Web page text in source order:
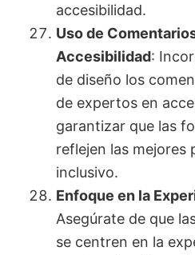
accesibilidad.
Uso de
Accesibilidad:
de diseño los
de expertos en
garantizar que las
reflejen las mejores
inclusivo.
Enfoque en la
Asegúrate de que
se centren en la